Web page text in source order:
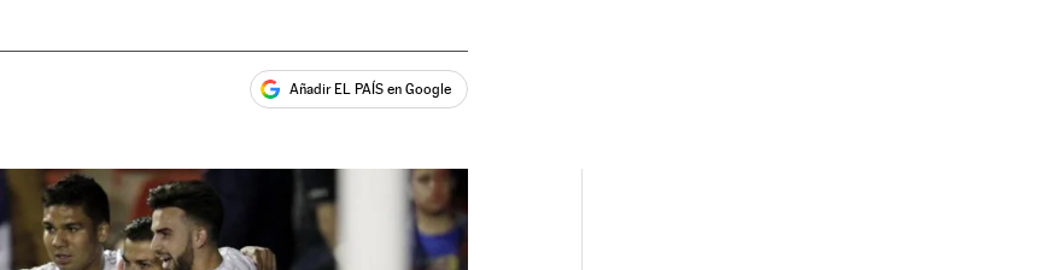
Añadir EL PAÍS en Google